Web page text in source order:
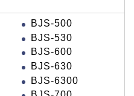
BJS-500
BJS-530
BJS-600
BJS-630
BJS-6300